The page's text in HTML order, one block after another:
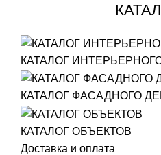
КАТАЛОГ
КАТАЛОГ ФАСАДНОГО
КАТАЛОГ ОБЪЕКТОВ
Доставка и оплата